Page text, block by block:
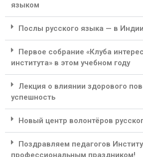
языком
Послы русского языка — в
Первое собрание «Клуба
института» в этом учебном году
Лекция о влиянии здорового
успешность
Новый центр волонтёров
Поздравляем педагогов
профессиональным праздником!